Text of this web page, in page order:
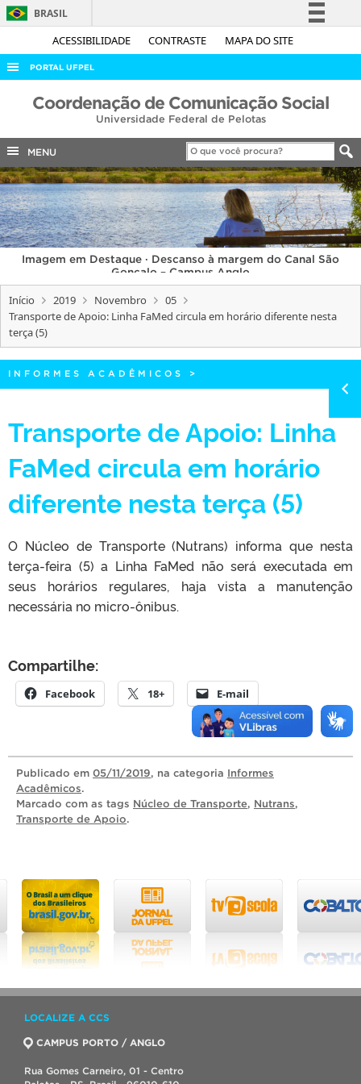
ACESSIBILIDADE CONTRASTE MAPA DO SITE
BRASIL
Simplifique!
Acesso à informação
Legislação
Canais
PORTAL UFPEL
ACESSO À INFORMAÇÃO
COBALTO
CONCURSOS
EDITAIS
INTERNACIONAL
OUVIDORIA
PORTARIAS
TELEFONES
Coordenação de Comunicação Social
Universidade Federal de Pelotas
MENU
Imagem em Destaque · Descanso à margem do Canal São
Gonçalo – Campus Anglo
Início 2019 Novembro
05
Transporte de Apoio: Linha FaMed circula em horário diferente nesta
terça (5)
INFORMES ACADÊMICOS >
Transporte de Apoio: Linha
FaMed circula em horário
diferente nesta terça (5)
O Núcleo de Transporte (Nutrans) informa que nesta
terça-feira (5) a Linha FaMed não será executada em
seus horários regulares, haja vista a manutenção
necessária no micro-ônibus.
Compartilhe:
Facebook 18+ E-mail
Publicado em 05/11/2019, na categoria Informes
Acadêmicos.
Marcado com as tags Núcleo de Transporte, Nutrans,
Transporte de Apoio.
LOCALIZE A CCS
CAMPUS PORTO / ANGLO
Rua Gomes Carneiro, 01 - Centro